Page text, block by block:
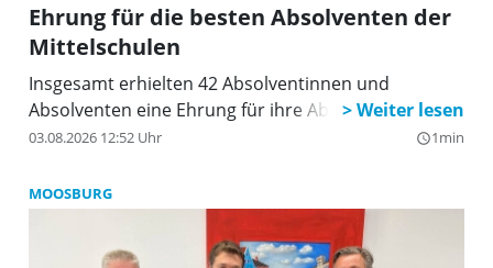
Ehrung für die besten Absolventen der
Mittelschulen
Insgesamt erhielten 42 Absolventinnen und
Absolventen eine Ehrung für ihre Abschlüsse
03.08.2026 12:52 Uhr query_builder1min
MOOSBURG